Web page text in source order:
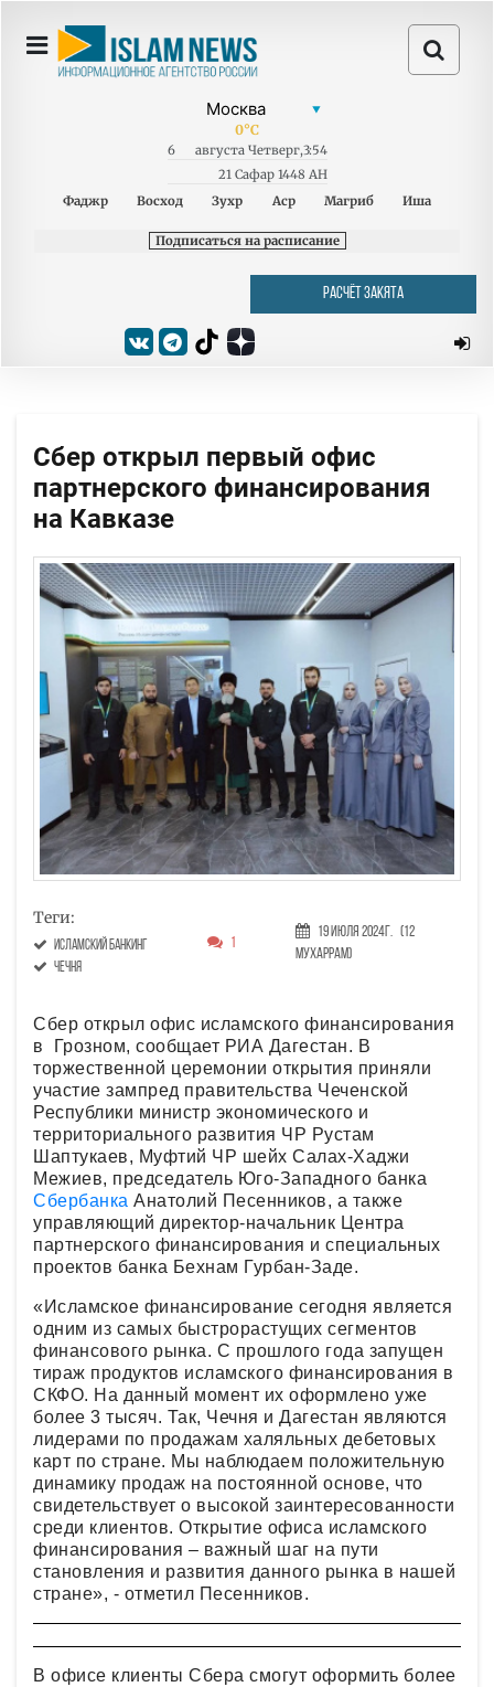
0°C
6 августа Четверг,3:54
21 Сафар 1448 AH
Фаджр
Восход Зухр Аср Магриб Иша
Подписаться на расписание
РАСЧЁТ ЗАКЯТА
Сбер открыл первый офис
партнерского финансирования
на Кавказе
Теги:
исламский банкинг
Чечня
1
19 Июля 2024г. (12
Мухаррам)
Сбер открыл офис исламского финансирования
в Грозном, сообщает РИА Дагестан. В
торжественной церемонии открытия приняли
участие зампред правительства Чеченской
Республики министр экономического и
территориального развития ЧР Рустам
Шаптукаев, Муфтий ЧР шейх Салах-Хаджи
Межиев, председатель Юго-Западного банка
Сбербанка Анатолий Песенников, а также
управляющий директор-начальник Центра
партнерского финансирования и специальных
проектов банка Бехнам Гурбан-Заде.
«Исламское финансирование сегодня является
одним из самых быстрорастущих сегментов
финансового рынка. С прошлого года запущен
тираж продуктов исламского финансирования в
СКФО. На данный момент их оформлено уже
более 3 тысяч. Так, Чечня и Дагестан являются
лидерами по продажам халяльных дебетовых
карт по стране. Мы наблюдаем положительную
динамику продаж на постоянной основе, что
свидетельствует о высокой заинтересованности
среди клиентов. Открытие офиса исламского
финансирования – важный шаг на пути
становления и развития данного рынка в нашей
стране», - отметил Песенников.
В офисе клиенты Сбера смогут оформить более